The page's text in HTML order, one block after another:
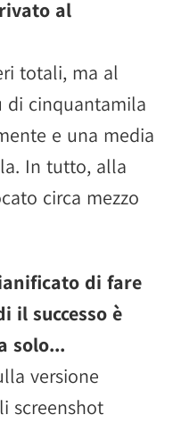
al
totali, ma al
di cinquantamila
e una media
In tutto, alla
circa mezzo
di fare
il successo è
solo...
versione
screenshot